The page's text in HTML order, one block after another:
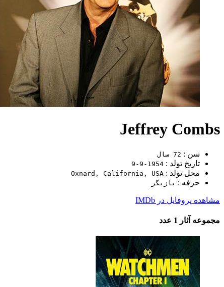
Jeffrey Combs
سن : 72 سال
تاریخ تولد : 1954-9-9
محل تولد : Oxnard, California, USA
حرفه : بازیگر
مشاهده پروفایل در IMDb
مجموعه آثار 1 عدد